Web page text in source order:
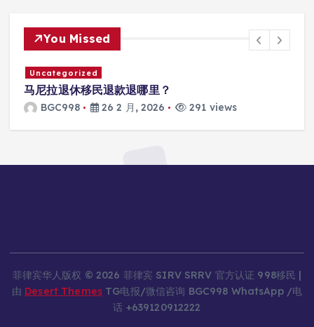
You Missed
Uncategorized
马尼拉SRRV怎么打款？
BGC998 26 2 月, 2026 301 views
菲律宾华人版权 © 2026 菲律宾 SIRV SRRV 官方认证 998移民 |
由 Desert Themes TG电报/微信咨询 BGC998 WhatsApp /电
话 +639120912222